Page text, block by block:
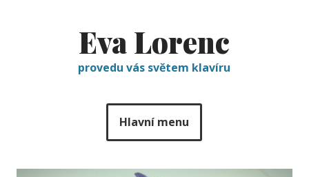
Eva Lorenc
provedu vás světem klavíru
Hlavní menu